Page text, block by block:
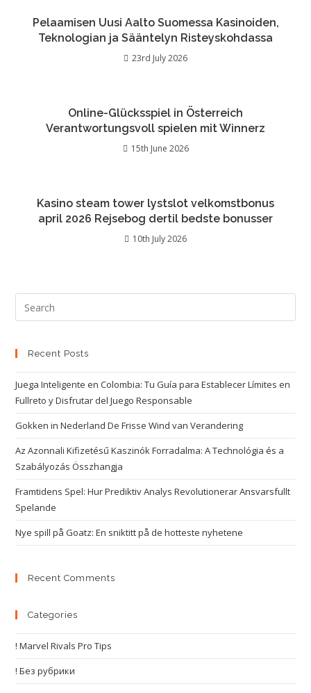
Pelaamisen Uusi Aalto Suomessa Kasinoiden,
Teknologian ja Sääntelyn Risteyskohdassa
23rd July 2026
Online-Glücksspiel in Österreich
Verantwortungsvoll spielen mit Winnerz
15th June 2026
Kasino steam tower lystslot velkomstbonus
april 2026 Rejsebog dertil bedste bonusser
10th July 2026
Recent Posts
Juega Inteligente en Colombia: Tu Guía para Establecer Límites en
Fullreto y Disfrutar del Juego Responsable
Gokken in Nederland De Frisse Wind van Verandering
Az Azonnali Kifizetésű Kaszinók Forradalma: A Technológia és a
Szabályozás Összhangja
Framtidens Spel: Hur Prediktiv Analys Revolutionerar Ansvarsfullt
Spelande
Nye spill på Goatz: En sniktitt på de hotteste nyhetene
Recent Comments
Categories
! Marvel Rivals Pro Tips
! Без рубрики